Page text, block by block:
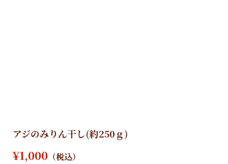
アジのみりん干し(約250ｇ)
¥1,000 （税込）